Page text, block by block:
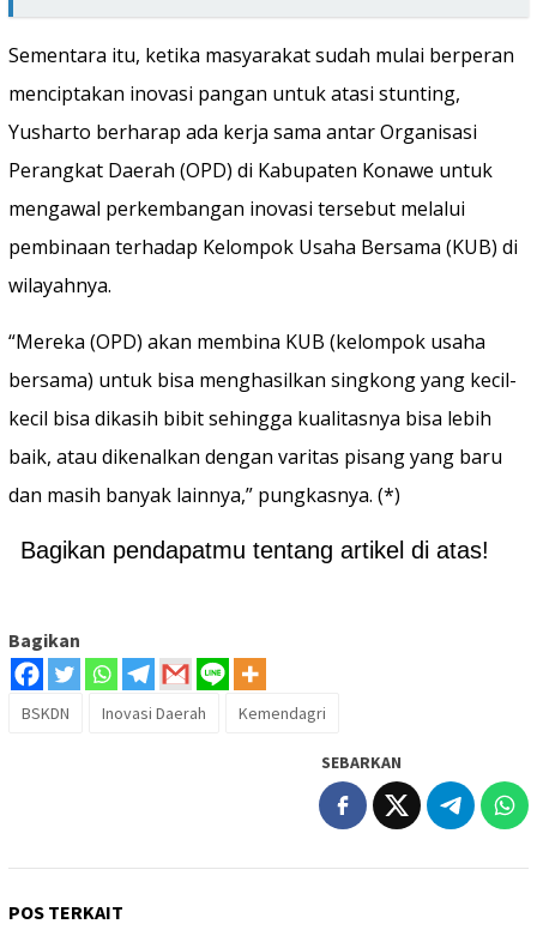
Sementara itu, ketika masyarakat sudah mulai berperan
menciptakan inovasi pangan untuk atasi stunting,
Yusharto berharap ada kerja sama antar Organisasi
Perangkat Daerah (OPD) di Kabupaten Konawe untuk
mengawal perkembangan inovasi tersebut melalui
pembinaan terhadap Kelompok Usaha Bersama (KUB) di
wilayahnya.
“Mereka (OPD) akan membina KUB (kelompok usaha
bersama) untuk bisa menghasilkan singkong yang kecil-
kecil bisa dikasih bibit sehingga kualitasnya bisa lebih
baik, atau dikenalkan dengan varitas pisang yang baru
dan masih banyak lainnya,” pungkasnya. (*)
Bagikan pendapatmu tentang artikel di atas!
Bagikan
BSKDN Inovasi Daerah Kemendagri
SEBARKAN
POS TERKAIT